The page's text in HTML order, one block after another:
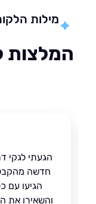
מילות הלקוח
הגעתי לגקי דרך
חדשה מהקבלן
הגיעו עם כל
והשאירו את הבית